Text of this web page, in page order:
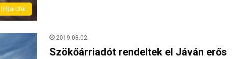
(H)arctér
2019.08.02.
Szökőárriadót rendeltek el Jáván erős